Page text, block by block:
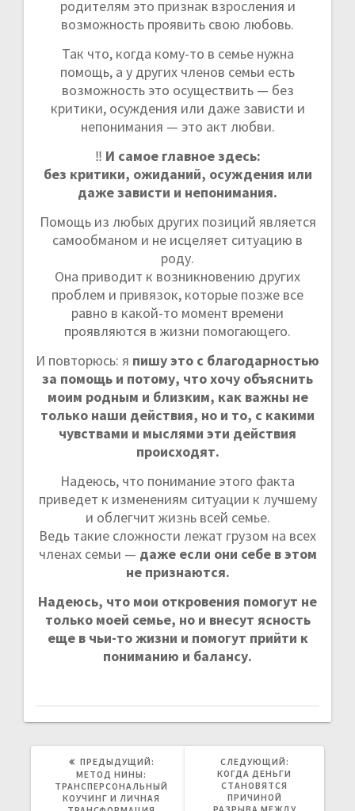
родителям это признак взросления и
возможность проявить свою любовь.
Так что, когда кому-то в семье нужна
помощь, а у других членов семьи есть
возможность это осуществить — без
критики, осуждения или даже зависти и
непонимания — это акт любви.
‼️ И самое главное здесь:
без критики, ожиданий, осуждения или
даже зависти и непонимания.
Помощь из любых других позиций является
самообманом и не исцеляет ситуацию в
роду.
Она приводит к возникновению других
проблем и привязок, которые позже все
равно в какой-то момент времени
проявляются в жизни помогающего.
И повторюсь: я пишу это с благодарностью
за помощь и потому, что хочу объяснить
моим родным и близким, как важны не
только наши действия, но и то, с какими
чувствами и мыслями эти действия
происходят.
Надеюсь, что понимание этого факта
приведет к изменениям ситуации к лучшему
и облегчит жизнь всей семье.
Ведь такие сложности лежат грузом на всех
членах семьи — даже если они себе в этом
не признаются.
Надеюсь, что мои откровения помогут не
только моей семье, но и внесут ясность
еще в чьи-то жизни и помогут прийти к
пониманию и балансу.
ПРЕДЫДУЩИЙ:
Е
Д
МЕТОД НИНЫ:
ТРАНСПЕРСОНАЛЬНЫЙ
КОУЧИНГ И ЛИЧНАЯ
СЛЕДУЮЩИЙ:
Л
КОГДА ДЕНЬГИ
СТАНОВЯТСЯ
ПРИЧИНОЙ